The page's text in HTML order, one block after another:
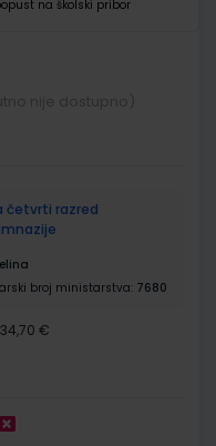
na školski pribor
četvrti razred
broj ministarstva: 7680
34,70 €